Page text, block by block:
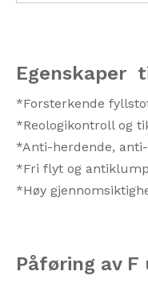
Egenskaper
*Forsterkende
*Reologikontroll og
*Anti-herdende,
*Fri flyt og
*Høy
Påføring av F